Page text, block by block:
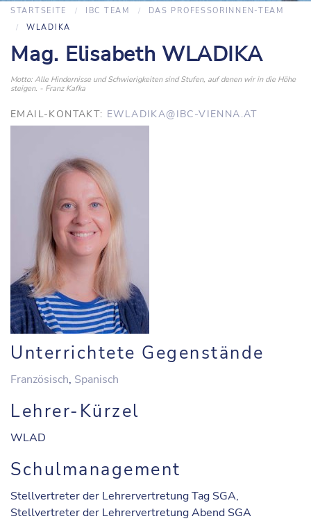
STARTSEITE IBC TEAM
DAS PROFESSORINNEN-TEAM
WLADIKA
Mag. Elisabeth WLADIKA
Motto: Alle Hindernisse und Schwierigkeiten sind Stufen, auf denen wir in die Höhe
steigen. - Franz Kafka
EMAIL-KONTAKT: EWLADIKA@IBC-VIENNA.AT
Unterrichtete Gegenstände
Französisch, Spanisch
Lehrer-Kürzel
WLAD
Schulmanagement
Stellvertreter der Lehrervertretung Tag SGA,
Stellvertreter der Lehrervertretung Abend SGA